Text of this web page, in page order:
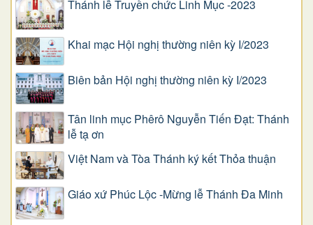
Thánh lễ Truyền chức Linh Mục -2023
Khai mạc Hội nghị thường niên kỳ I/2023
Biên bản Hội nghị thường niên kỳ I/2023
Tân linh mục Phêrô Nguyễn Tiến Đạt: Thánh
lễ tạ ơn
Việt Nam và Tòa Thánh ký kết Thỏa thuận
Giáo xứ Phúc Lộc -Mừng lễ Thánh Đa Minh